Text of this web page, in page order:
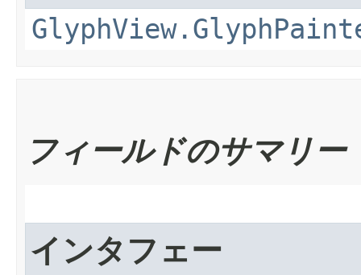
フィールドのサマリー
インタフェー